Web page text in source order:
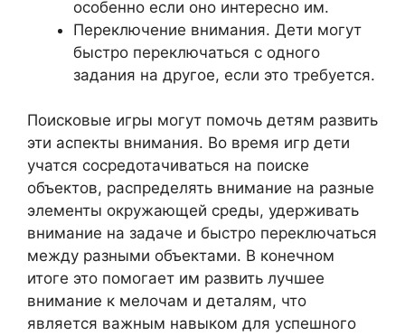
особенно если оно интересно им.
Переключение внимания. Дети могут
быстро переключаться с одного
задания на другое, если это требуется.
Поисковые игры могут помочь детям развить
эти аспекты внимания. Во время игр дети
учатся сосредотачиваться на поиске
объектов, распределять внимание на разные
элементы окружающей среды, удерживать
внимание на задаче и быстро переключаться
между разными объектами. В конечном
итоге это помогает им развить лучшее
внимание к мелочам и деталям, что
является важным навыком для успешного